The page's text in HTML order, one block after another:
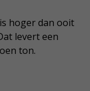
hoger dan ooit
levert een
ton.